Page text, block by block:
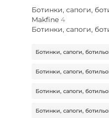
Ботинки, сапоги,
Makfine 4
Ботинки, сапоги,
Ботинки, сапоги,
Ботинки, сапоги,
Ботинки, сапоги,
Ботинки, сапоги,